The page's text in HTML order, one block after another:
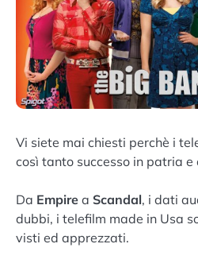
Vi siete mai chiesti perchè i
così tanto successo in patria e
Da Empire a Scandal, i dati
dubbi, i telefilm made in Usa
visti ed apprezzati.